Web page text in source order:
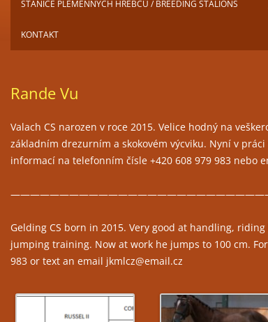
AREÁL
ČLENSTVÍ
STANICE PLEMENNÝCH HŘEBCŮ / BREEDING STALIONS
KONTAKT
Rande Vu
Valach CS narozen v roce 2015. Velice hodný na
základním drezurním a skokovém výcviku. Nyní v
informací na telefonním čísle +420 608 979 983 nebo
Gelding CS born in 2015. Very good at handling,
jumping training. Now at work he jumps to 100 cm.
983 or text an email jkmlcz@email.cz